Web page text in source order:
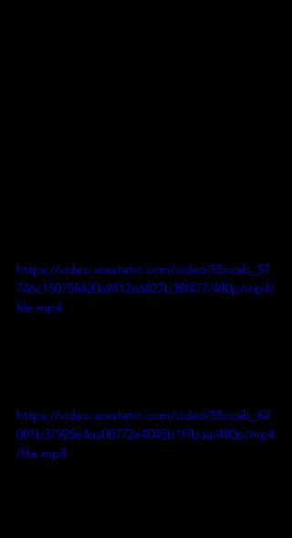
https://video.wixstatic.com/video/55ccab_57
746c150758420a9412e6827b38f477/480p/mp4/
file.mp4
https://video.wixstatic.com/video/55ccab_62
081b37925e4aa08772e4045b1f7baa/480p/mp4
/file.mp4